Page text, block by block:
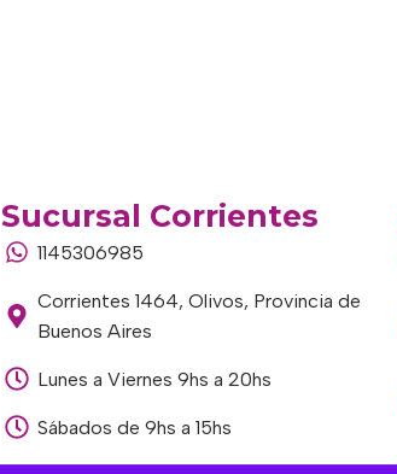
Sucursal Corrientes
1145306985
Corrientes 1464, Olivos, Provincia de
Buenos Aires
Lunes a Viernes 9hs a 20hs
Sábados de 9hs a 15hs